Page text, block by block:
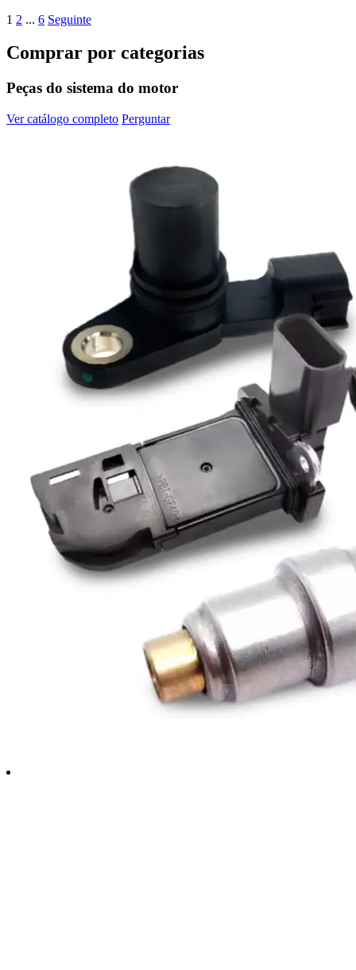
1 2 ... 6 Seguinte
Comprar por categorias
Peças do sistema do motor
Ver catálogo completo Perguntar